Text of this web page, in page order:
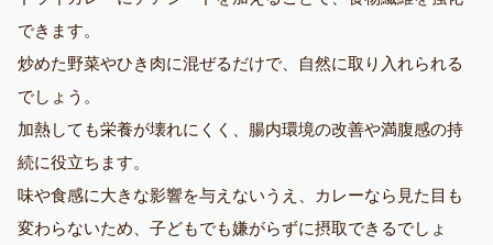
できます。
炒めた野菜やひき肉に混ぜるだけで、自然に取り入れられる
でしょう。
加熱しても栄養が壊れにくく、腸内環境の改善や満腹感の持
続に役立ちます。
味や食感に大きな影響を与えないうえ、カレーなら見た目も
変わらないため、子どもでも嫌がらずに摂取できるでしょ